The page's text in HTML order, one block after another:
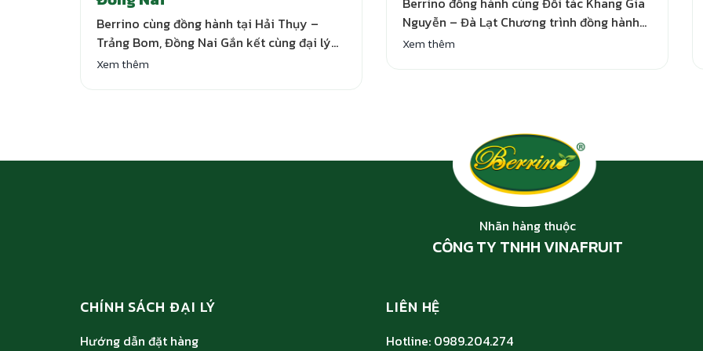
Berrino cùng đồng hành tại Hải Thụy –
Trảng Bom, Đồng Nai Gắn kết cùng đại lý
Berrino luôn coi trọng mối quan hệ hợp tác
Xem thêm
Nguyễn – Đà Lạt Chương trình đồng hành
cùng đại lý Với mong muốn mang đến sự
Xem thêm
Nhãn hàng thuộc
CÔNG TY TNHH VINAFRUIT
CHÍNH SÁCH ĐẠI LÝ
Hướng dẫn đặt hàng
LIÊN HỆ
Hotline: 0989.204.274